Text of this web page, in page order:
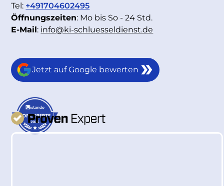
Tel: +491704602495
Öffnungszeiten: Mo bis So - 24 Std.
E-Mail: info@ki-schluesseldienst.de
Jetzt auf Google bewerten